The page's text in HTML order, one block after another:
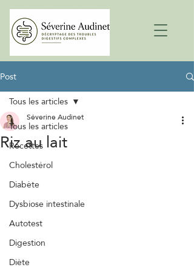
Post
Tous les articles
Recettes
Cholestérol
Diabète
Dysbiose intestinale
Autotest
Digestion
Diète
Tous les articles
Riz au lait
Séverine Audinet